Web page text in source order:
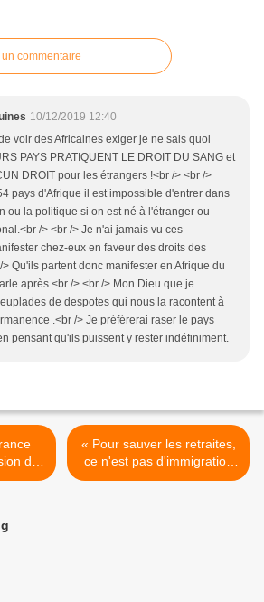
commentaire
10/12/2019 12:40
voir des Africaines exiger je ne sais quoi
PAYS PRATIQUENT LE DROIT DU SANG et
DROIT pour les étrangers !<br /> <br />
pays d'Afrique il est impossible d'entrer dans
ou la politique si on est né à l'étranger ou
/> <br /> Je n'ai jamais vu ces
chez-eux en faveur des droits des
Qu'ils partent donc manifester en Afrique du
après.<br /> <br /> Mon Dieu que je
de despotes qui nous la racontent à
.<br /> Je préférerai raser le pays
pensant qu'ils puissent y rester indéfiniment.
de
« Pour sauver les retraites,
ce n'est pas d'immigration
dont nous avons besoin